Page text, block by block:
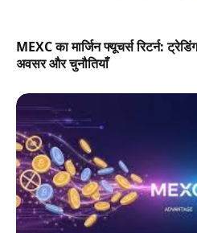
MEXC का मार्जिन फ्यूचर्स रिटर्न:
अवसर और चुनौतियाँ